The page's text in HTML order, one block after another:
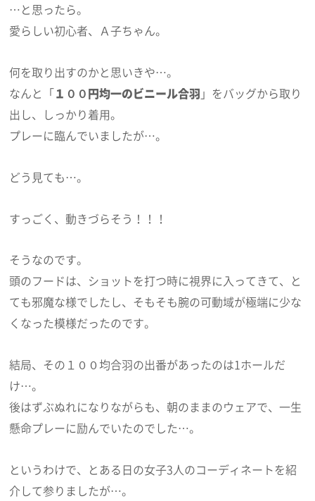
…と思ったら。
愛らしい初心者、Ａ子ちゃん。
何を取り出すのかと思いきや…。
なんと「１００円均一のビニール合羽 」をバッグから取り
出し、しっかり着用。
プレーに臨んでいましたが…。
どう見ても…。
すっごく、動きづらそう！！！
そうなのです。
頭のフードは、ショットを打つ時に視界に入ってきて、と
ても邪魔な様でしたし、そもそも腕の可動域が極端に少な
くなった模様だったのです。
結局、その１００均合羽の出番があったのは1ホールだ
け…。
後はずぶぬれになりながらも、朝のままのウェアで、一生
懸命プレーに励んでいたのでした…。
というわけで、とある日の女子3人のコーディネートを紹
介して参りましたが…。